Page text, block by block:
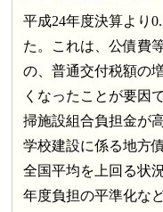
平成24年度決算より
た。これは、公債費
の、普通交付税額の
くなったことが要因
掃施設組合負担金が
学校建設に係る地方
全国平均を上回る状
年度負担の平準化な